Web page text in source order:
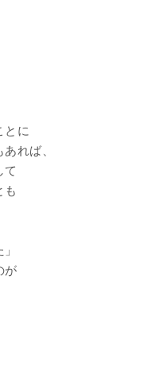
とに
れば、
て
も
が